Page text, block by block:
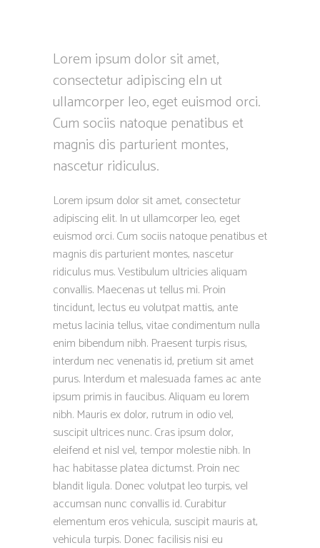
Lorem ipsum dolor sit amet,
consectetur adipiscing eln ut
ullamcorper leo, eget euismod orci.
Cum sociis natoque penatibus et
magnis dis parturient montes,
nascetur ridiculus.
Lorem ipsum dolor sit amet, consectetur
adipiscing elit. In ut ullamcorper leo, eget
euismod orci. Cum sociis natoque penatibus et
magnis dis parturient montes, nascetur
ridiculus mus. Vestibulum ultricies aliquam
convallis. Maecenas ut tellus mi. Proin
tincidunt, lectus eu volutpat mattis, ante
metus lacinia tellus, vitae condimentum nulla
enim bibendum nibh. Praesent turpis risus,
interdum nec venenatis id, pretium sit amet
purus. Interdum et malesuada fames ac ante
ipsum primis in faucibus. Aliquam eu lorem
nibh. Mauris ex dolor, rutrum in odio vel,
suscipit ultrices nunc. Cras ipsum dolor,
eleifend et nisl vel, tempor molestie nibh. In
hac habitasse platea dictumst. Proin nec
blandit ligula. Donec volutpat leo turpis, vel
accumsan nunc convallis id. Curabitur
elementum eros vehicula, suscipit mauris at,
vehicula turpis. Donec facilisis nisi eu